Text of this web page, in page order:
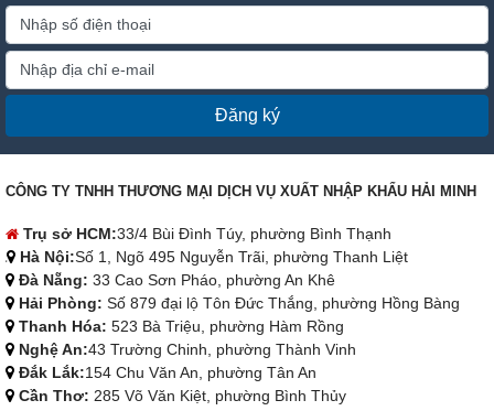
Đăng ký
CÔNG TY TNHH THƯƠNG MẠI DỊCH VỤ XUẤT NHẬP KHẨU HẢI MINH
Trụ sở HCM:33/4 Bùi Đình Túy, phường Bình Thạnh
Hà Nội:Số 1, Ngõ 495 Nguyễn Trãi, phường Thanh Liệt
Đà Nẵng: 33 Cao Sơn Pháo, phường An Khê
Hải Phòng: Số 879 đại lộ Tôn Đức Thắng, phường Hồng Bàng
Thanh Hóa: 523 Bà Triệu, phường Hàm Rồng
Nghệ An:43 Trường Chinh, phường Thành Vinh
Đắk Lắk:154 Chu Văn An, phường Tân An
Cần Thơ: 285 Võ Văn Kiệt, phường Bình Thủy